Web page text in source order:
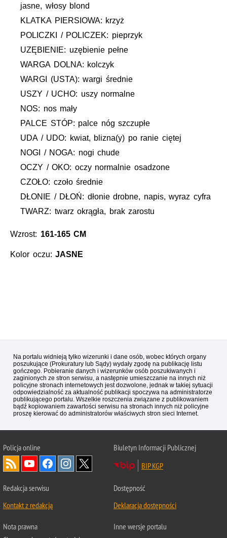
jasne, włosy blond
KLATKA PIERSIOWA: krzyż
POLICZKI / POLICZEK: pieprzyk
UZĘBIENIE: uzębienie pełne
WARGA DOLNA: kolczyk
WARGI (USTA): wargi średnie
USZY / UCHO: uszy normalne
NOS: nos mały
PALCE STÓP: palce nóg szczupłe
UDA / UDO: kwiat, blizna(y) po ranie ciętej
NOGI / NOGA: nogi chude
OCZY / OKO: oczy normalnie osadzone
CZOŁO: czoło średnie
DŁONIE / DŁOŃ: dłonie drobne, napis, wyraz cyfra
TWARZ: twarz okrągła, brak zarostu
Wzrost: 161-165 CM
Kolor oczu:JASNE
Na portalu widnieją tylko wizerunki i dane osób, wobec których organy
poszukujące (Prokuratury lub Sądy) wydały zgodę na publikację listu
gończego. Pobieranie danych i wizerunków osób poszukiwanych i
zaginionych ze stron serwisu, a następnie umieszczanie na innych niż
policyjne stronach internetowych jest dozwolone, jednak w takiej sytuacji
odpowiedzialność za aktualność publikacji spoczywa na administratorze
publikującego portalu. Wszelkie roszczenia związane z publikowaniem
bądź kopiowaniem zawartości serwisu na stronach innych niż policyjne
proszę kierować do administratorów właściwych stron sieci Internet.
Policjaonline
Biuletyn Informacji Publicznej
BIP KGP
Redakcja serwisu
Kontakt z redakcją
Dostępność
Deklaracja dostępności
Nota prawna
Inne wersje portalu